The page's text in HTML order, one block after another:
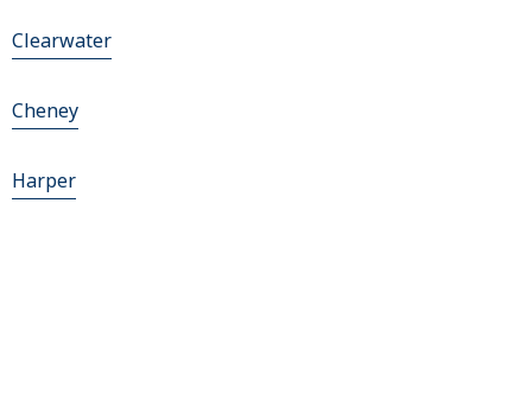
Clearwater
Cheney
Harper